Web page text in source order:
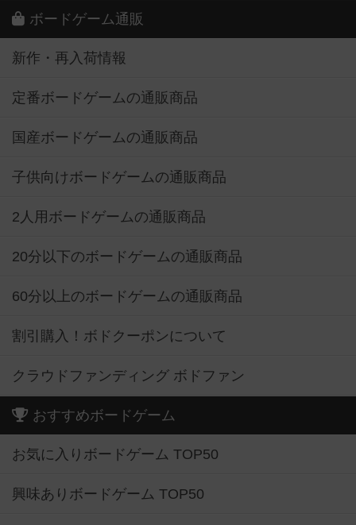
ボードゲーム通販
新作・再入荷情報
定番ボードゲームの通販商品
国産ボードゲームの通販商品
子供向けボードゲームの通販商品
2人用ボードゲームの通販商品
20分以下のボードゲームの通販商品
60分以上のボードゲームの通販商品
割引購入！ボドクーポンについて
クラウドファンディング ボドファン
おすすめボードゲーム
お気に入りボードゲーム TOP50
興味ありボードゲーム TOP50